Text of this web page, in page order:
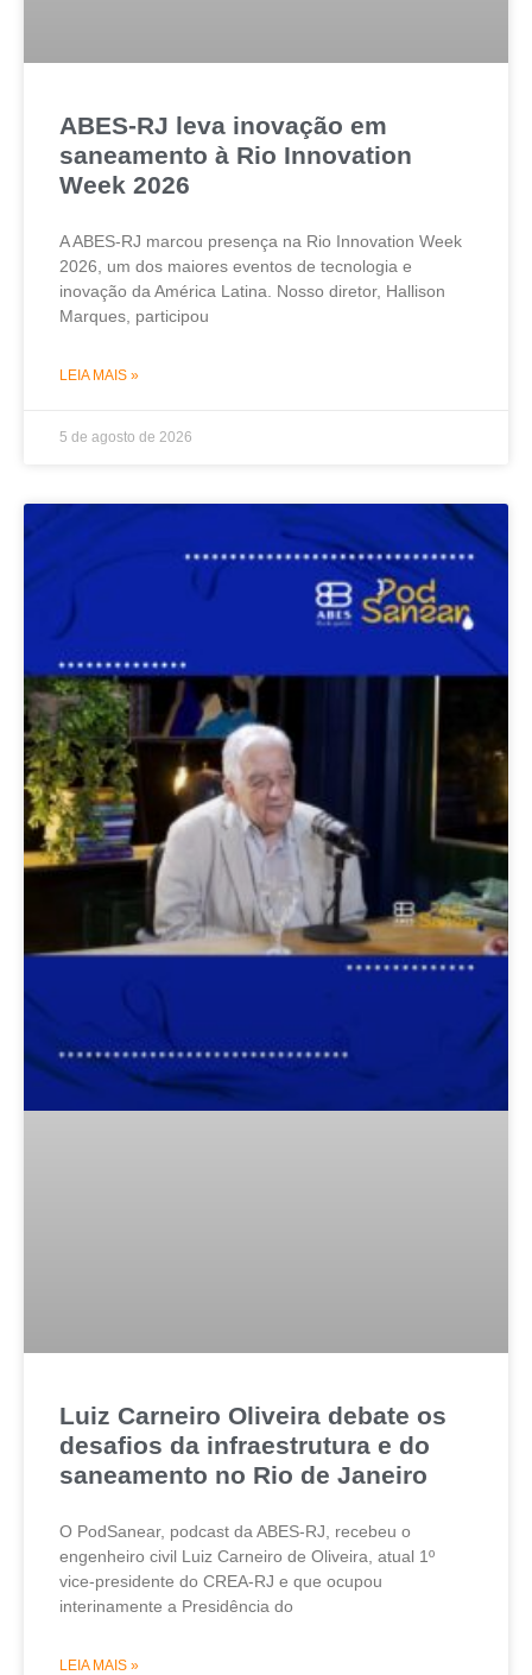
ABES-RJ leva inovação em
saneamento à Rio Innovation
Week 2026
A ABES-RJ marcou presença na Rio Innovation Week
2026, um dos maiores eventos de tecnologia e
inovação da América Latina. Nosso diretor, Hallison
Marques, participou
LEIA MAIS »
5 de agosto de 2026
Luiz Carneiro Oliveira debate os
desafios da infraestrutura e do
saneamento no Rio de Janeiro
O PodSanear, podcast da ABES-RJ, recebeu o
engenheiro civil Luiz Carneiro de Oliveira, atual 1º
vice-presidente do CREA-RJ e que ocupou
interinamente a Presidência do
LEIA MAIS »